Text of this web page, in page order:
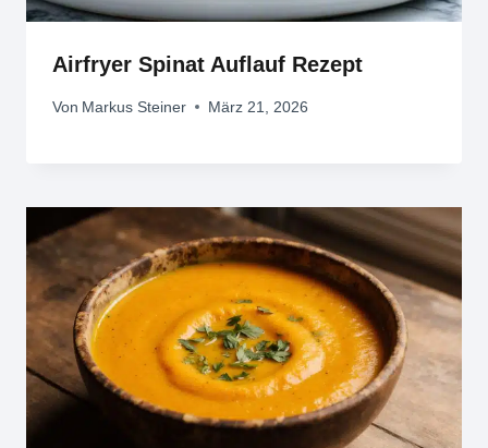
Airfryer Spinat Auflauf Rezept
Von Markus Steiner März 21, 2026